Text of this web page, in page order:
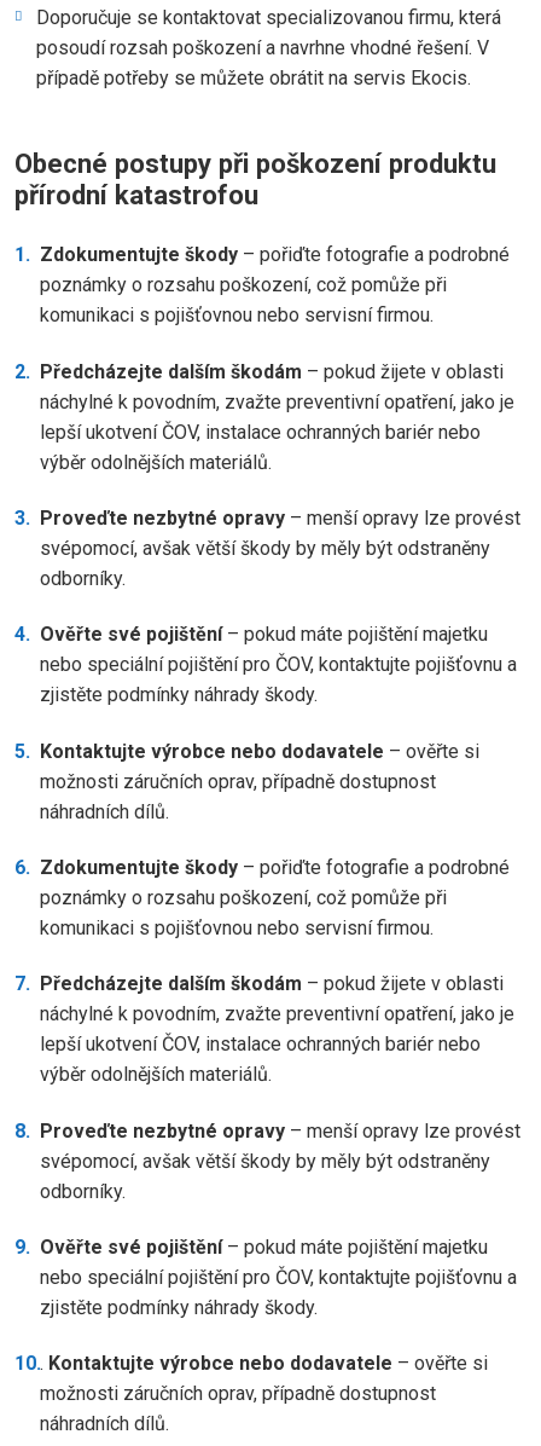
Doporučuje se kontaktovat specializovanou firmu, která
posoudí rozsah poškození a navrhne vhodné řešení. V
případě potřeby se můžete obrátit na servis Ekocis.
Obecné postupy při poškození produktu
přírodní katastrofou
Zdokumentujte škody – pořiďte fotografie a podrobné
poznámky o rozsahu poškození, což pomůže při
komunikaci s pojišťovnou nebo servisní firmou.
Předcházejte dalším škodám – pokud žijete v oblasti
náchylné k povodním, zvažte preventivní opatření, jako je
lepší ukotvení ČOV, instalace ochranných bariér nebo
výběr odolnějších materiálů.
Proveďte nezbytné opravy – menší opravy lze provést
svépomocí, avšak větší škody by měly být odstraněny
odborníky.
Ověřte své pojištění– pokud máte pojištění majetku
nebo speciální pojištění pro ČOV, kontaktujte pojišťovnu a
zjistěte podmínky náhrady škody.
Kontaktujte výrobce nebo dodavatele – ověřte si
možnosti záručních oprav, případně dostupnost
náhradních dílů.
Zdokumentujte škody – pořiďte fotografie a podrobné
poznámky o rozsahu poškození, což pomůže při
komunikaci s pojišťovnou nebo servisní firmou.
Předcházejte dalším škodám – pokud žijete v oblasti
náchylné k povodním, zvažte preventivní opatření, jako je
lepší ukotvení ČOV, instalace ochranných bariér nebo
výběr odolnějších materiálů.
Proveďte nezbytné opravy – menší opravy lze provést
svépomocí, avšak větší škody by měly být odstraněny
odborníky.
Ověřte své pojištění– pokud máte pojištění majetku
nebo speciální pojištění pro ČOV, kontaktujte pojišťovnu a
zjistěte podmínky náhrady škody.
. Kontaktujte výrobce nebo dodavatele – ověřte si
možnosti záručních oprav, případně dostupnost
náhradních dílů.